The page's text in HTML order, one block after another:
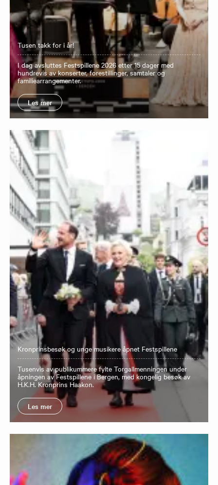
Tusen takk for i år!
I dag avsluttes Festspillene 2026 etter 15 dager med
hundrevis av konserter, forestillinger, samtaler og
familiearrangementer.
Les mer
Kronprinsbesøk og unge musikere åpnet Festspillene
Tusenvis av publikummere fylte Torgallmenningen under
åpningen av Festspillene i Bergen, med kongelig besøk av
H.K.H. Kronprins Haakon.
Les mer